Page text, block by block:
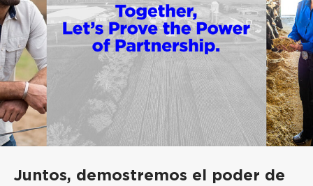
Juntos, demostremos el poder de